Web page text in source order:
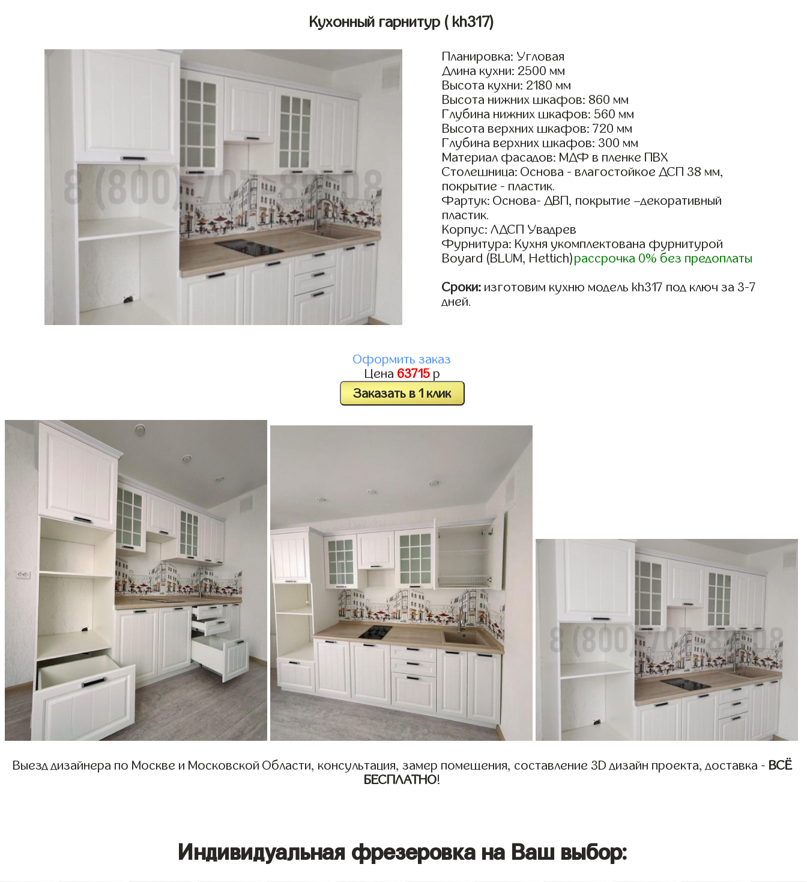
Кухонный гарнитур ( kh317)
Планировка: Угловая
Длина кухни: 2500 мм
Высота кухни: 2180 мм
Высота нижних шкафов: 860 мм
Глубина нижних шкафов: 560 мм
Высота верхних шкафов: 720 мм
Глубина верхних шкафов: 300 мм
Материал фасадов: МДФ в пленке ПВХ
Столешница: Основа - влагостойкое ДСП 38 мм,
покрытие - пластик.
Фартук: Основа- ДВП, покрытие –декоративный
пластик.
Корпус: ЛДСП Увадрев
Фурнитура: Кухня укомплектована фурнитурой
Boyard (BLUM, Hettich)рассрочка 0% без предоплаты
Сроки: изготовим кухню модель kh317 под ключ за 3-7
дней.
Оформить заказ
Цена 63715р
Заказать в 1 клик
Выезд дизайнера по Москве и Московской Области, консультация, замер помещения, составление 3D дизайн проекта, доставка - ВСЁ
БЕСПЛАТНО!
Индивидуальная фрезеровка на Ваш выбор: